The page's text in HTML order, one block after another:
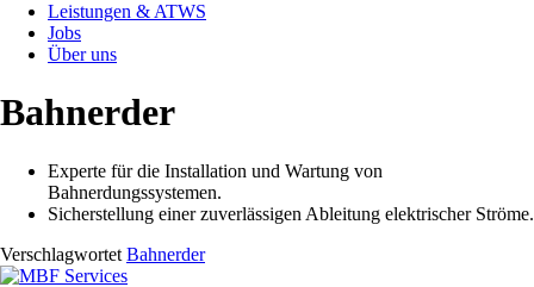
Leistungen & ATWS
Jobs
Über uns
Bahnerder
Experte für die Installation und Wartung von
Bahnerdungssystemen.
Sicherstellung einer zuverlässigen Ableitung elektrischer Ströme.
Verschlagwortet Bahnerder